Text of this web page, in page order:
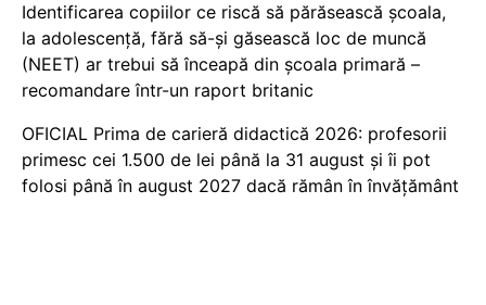
Identificarea copiilor ce riscă să părăsească școala,
la adolescență, fără să-și găsească loc de muncă
(NEET) ar trebui să înceapă din școala primară –
recomandare într-un raport britanic
OFICIAL Prima de carieră didactică 2026: profesorii
primesc cei 1.500 de lei până la 31 august și îi pot
folosi până în august 2027 dacă rămân în învățământ